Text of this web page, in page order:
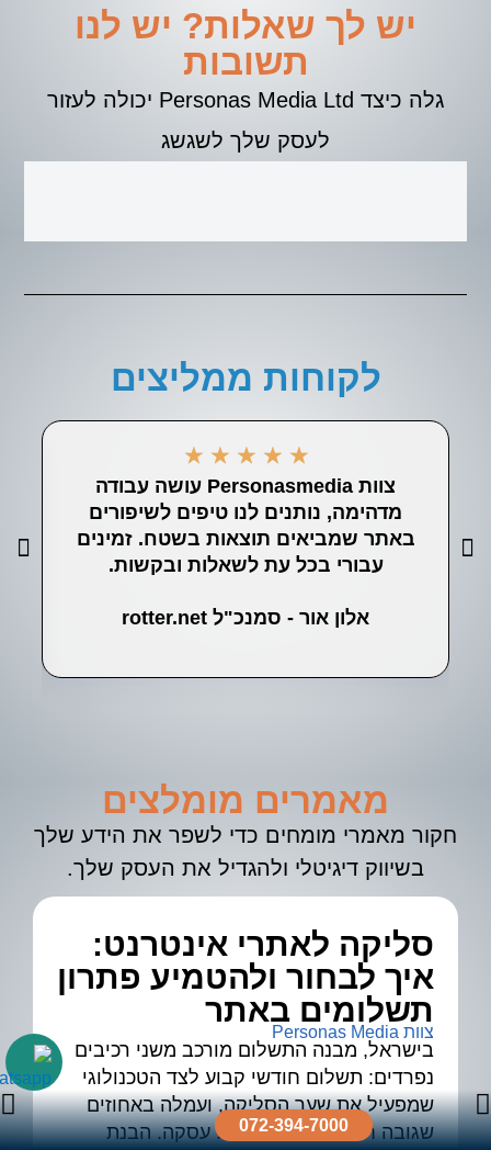
יש לך שאלות? יש לנו
תשובות
גלה כיצד Personas Media Ltd יכולה לעזור
לעסק שלך לשגשג
לקוחות ממליצים
★
★
★
★
★
צוות Personasmedia עושה עבודה
מדהימה, נותנים לנו טיפים לשיפורים
באתר שמביאים תוצאות בשטח. זמינים
עבורי בכל עת לשאלות ובקשות.
אלון אור - סמנכ"ל rotter.net
מאמרים מומלצים
חקור מאמרי מומחים כדי לשפר את הידע שלך
בשיווק דיגיטלי ולהגדיל את העסק שלך.
סליקה לאתרי אינטרנט:
איך לבחור ולהטמיע פתרון
תשלומים באתר
צוות Personas Media
בישראל, מבנה התשלום מורכב משני רכיבים
נפרדים: תשלום חודשי קבוע לצד הטכנולוגי
שמפעיל את שער הסליקה, ועמלה באחוזים
שגובה חברת האשראי מכל עסקה. הבנת
072-394-7000